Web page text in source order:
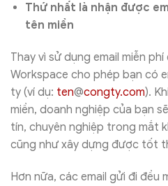
Thứ nhất là nhận được
tên miền
Thay vì sử dụng email miễn
Workspace cho phép bạn có
ty (ví dụ: ten@congty.com).
miền, doanh nghiệp của bạn
tín, chuyên nghiệp trong mắt
cũng như xây dựng được tốt
Hơn nữa, các email gửi đi đều